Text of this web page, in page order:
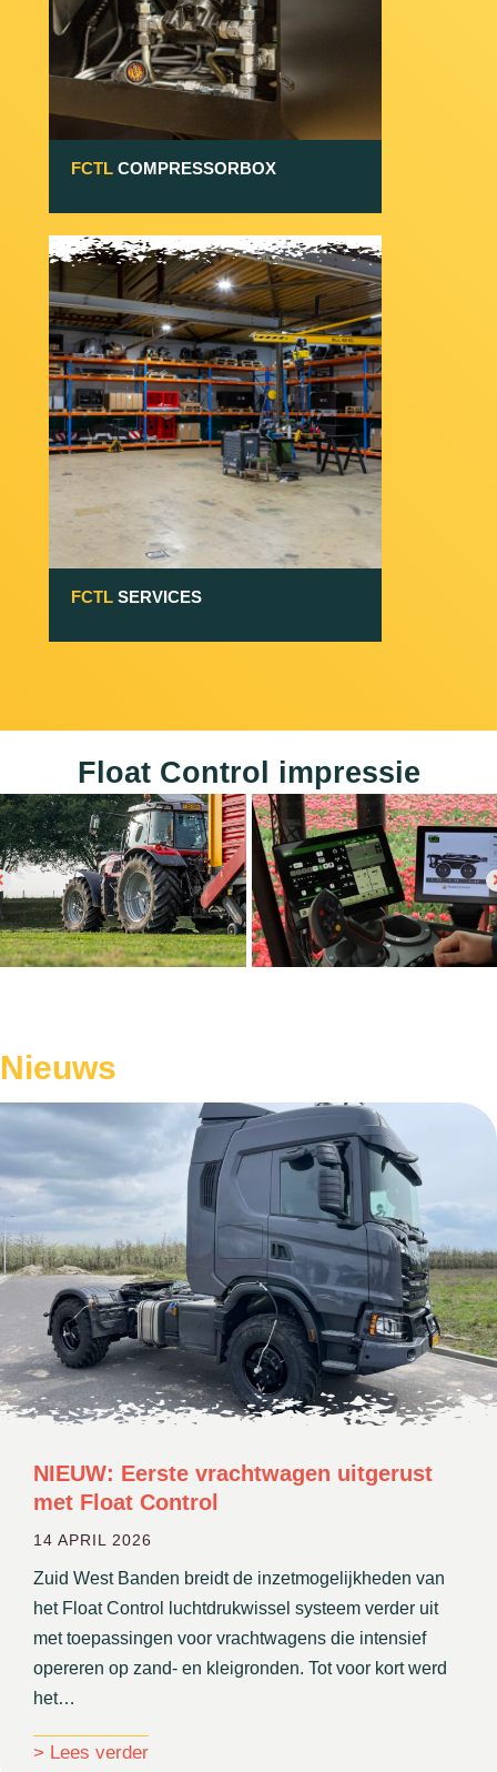
FCTL COMPRESSORBOX
FCTL SERVICES
Float Control impressie
Nieuws
NIEUW: Eerste vrachtwagen uitgerust
met Float Control
14 APRIL 2026
Zuid West Banden breidt de inzetmogelijkheden van
het Float Control luchtdrukwissel systeem verder uit
met toepassingen voor vrachtwagens die intensief
opereren op zand- en kleigronden. Tot voor kort werd
het…
> Lees verderabout NIEUW: Eerste vrachtwagen